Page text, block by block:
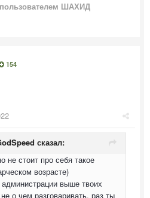
пользователем ШАХИД
154
сказал:
не стоит про себя такое
возрасте)
выше твоих
о чем разговаривать, раз ты